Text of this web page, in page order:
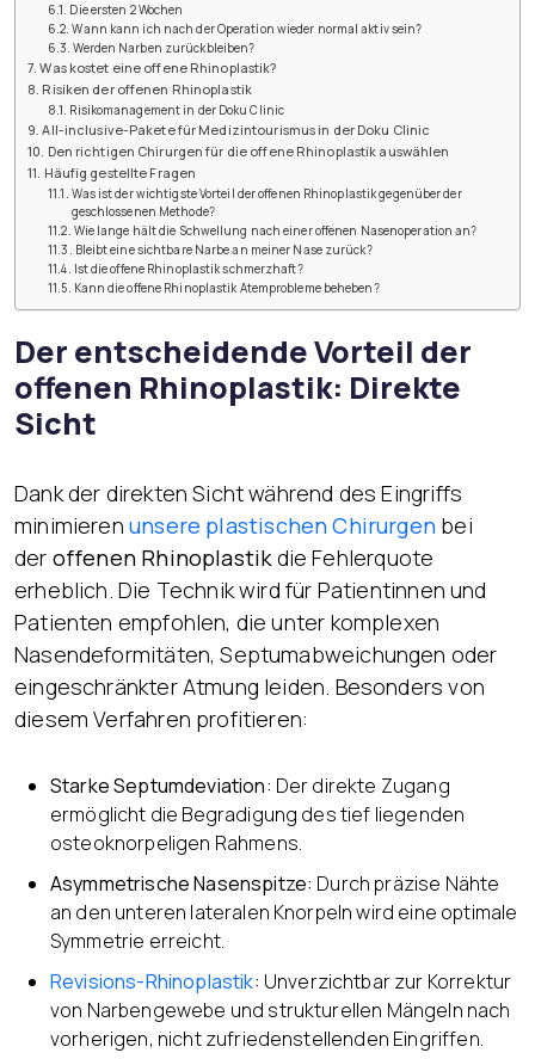
Die ersten 2 Wochen
Wann kann ich nach der Operation wieder normal aktiv sein?
Werden Narben zurückbleiben?
Was kostet eine offene Rhinoplastik?
Risiken der offenen Rhinoplastik
Risikomanagement in der Doku Clinic
All-inclusive-Pakete für Medizintourismus in der Doku Clinic
Den richtigen Chirurgen für die offene Rhinoplastik auswählen
Häufig gestellte Fragen
Was ist der wichtigste Vorteil der offenen Rhinoplastik gegenüber der
geschlossenen Methode?
Wie lange hält die Schwellung nach einer offenen Nasenoperation an?
Bleibt eine sichtbare Narbe an meiner Nase zurück?
Ist die offene Rhinoplastik schmerzhaft?
Kann die offene Rhinoplastik Atemprobleme beheben?
Der entscheidende Vorteil der
offenen Rhinoplastik: Direkte
Sicht
Dank der direkten Sicht während des Eingriffs
minimieren unsere plastischen Chirurgen bei
der offenen Rhinoplastikdie Fehlerquote
erheblich. Die Technik wird für Patientinnen und
Patienten empfohlen, die unter komplexen
Nasendeformitäten, Septumabweichungen oder
eingeschränkter Atmung leiden. Besonders von
diesem Verfahren profitieren:
Starke Septumdeviation: Der direkte Zugang
ermöglicht die Begradigung des tief liegenden
osteoknorpeligen Rahmens.
Asymmetrische Nasenspitze: Durch präzise Nähte
an den unteren lateralen Knorpeln wird eine optimale
Symmetrie erreicht.
Revisions-Rhinoplastik: Unverzichtbar zur Korrektur
von Narbengewebe und strukturellen Mängeln nach
vorherigen, nicht zufriedenstellenden Eingriffen.